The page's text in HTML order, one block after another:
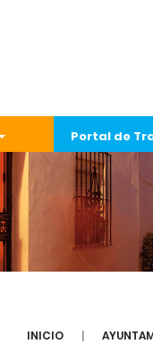
Portal de
INICIO